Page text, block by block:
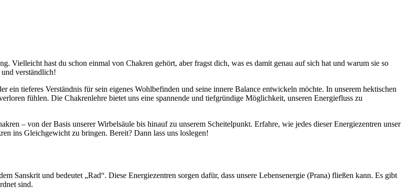
Vielleicht hast du schon einmal von Chakren gehört, aber fragst dich, was es damit genau auf sich hat und warum sie so
verständlich!
ein tieferes Verständnis für sein eigenes Wohlbefinden und seine innere Balance entwickeln möchte. In unserem hektischen
fühlen. Die Chakrenlehre bietet uns eine spannende und tiefgründige Möglichkeit, unseren Energiefluss zu
– von der Basis unserer Wirbelsäule bis hinauf zu unserem Scheitelpunkt. Erfahre, wie jedes dieser Energiezentren unser
ins Gleichgewicht zu bringen. Bereit? Dann lass uns loslegen!
Sanskrit und bedeutet „Rad“. Diese Energiezentren sorgen dafür, dass unsere Lebensenergie (Prana) fließen kann. Es gibt
sind.